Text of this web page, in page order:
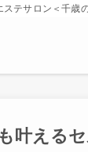
テサロン＜千歳
叶える